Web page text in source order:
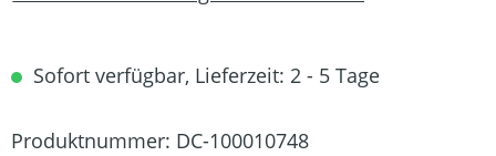
Sofort verfügbar, Lieferzeit: 2 - 5 Tage
Produktnummer: DC-100010748